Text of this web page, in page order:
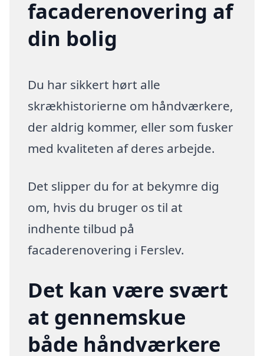
facaderenovering af
din bolig
Du har sikkert hørt alle
skrækhistorierne om håndværkere,
der aldrig kommer, eller som fusker
med kvaliteten af deres arbejde.
Det slipper du for at bekymre dig
om, hvis du bruger os til at
indhente tilbud på
facaderenovering i Ferslev.
Det kan være svært
at gennemskue
både håndværkere